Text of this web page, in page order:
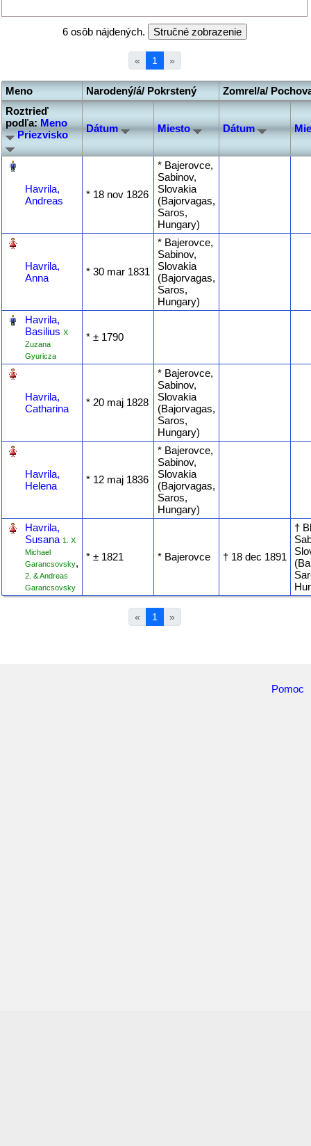
6 osôb nájdených.
« 1 »
Meno Narodený/á/ Pokrstený
Zomrel/a/
Roztrieď
podľa:Meno
Priezvisko
Dátum Miesto Dátum
Havrila,
Andreas
* ‎18 nov 1826
* Bajerovce,
Sabinov,
Slovakia
(Bajorvagas,
Saros,
Hungary)
Havrila,
Anna
* ‎30 mar 1831
* Bajerovce,
Sabinov,
Slovakia
(Bajorvagas,
Saros,
Hungary)
Havrila,
Basilius X
Zuzana
Gyuricza
* ‎± 1790
Havrila,
Catharina
* ‎20 maj 1828
* Bajerovce,
Sabinov,
Slovakia
(Bajorvagas,
Saros,
Hungary)
Havrila,
Helena
* ‎12 maj 1836
* Bajerovce,
Sabinov,
Slovakia
(Bajorvagas,
Saros,
Hungary)
Havrila,
Susana 1. X
Michael
Garancsovsky,
2. & Andreas
Garancsovsky
* ‎± 1821 * Bajerovce † ‎18 dec 1891
†
« 1 »
Pomoc